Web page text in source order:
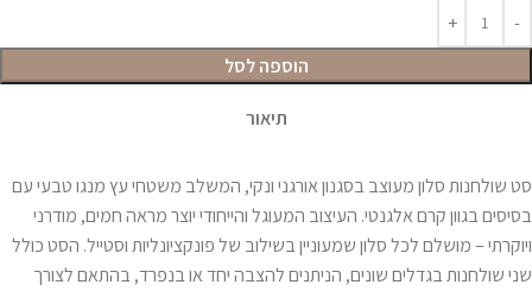
הוספה לסל
תיאור
סט שולחנות סלון מעוצב בסגנון אורגני ונקי, המשלב משטחי עץ מנגו טבעי עם
בסיסים בגוון קרם אלגנטי. העיצוב המעוגל והייחודי יוצר מראה חמים, מודרני
ויוקרתי – מושלם לכל סלון שמעוניין בשילוב של פונקציונליות וסטייל. הסט כולל
שני שולחנות בגדלים שונים, הניתנים להצבה יחד או בנפרד, בהתאם לצורך